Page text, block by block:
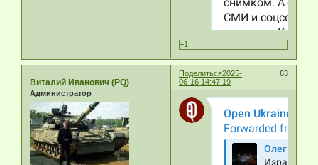
+1
Поделиться 63
2025-
06-16 14:47:19
Виталий Иванович (PQ)
Администратор